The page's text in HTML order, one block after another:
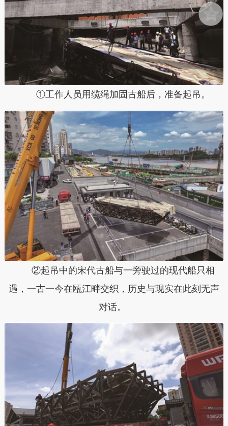
①工作人员用缆绳加固古船后，准备起吊。
②起吊中的宋代古船与一旁驶过的现代船只相
遇，一古一今在瓯江畔交织，历史与现实在此刻无声
对话。